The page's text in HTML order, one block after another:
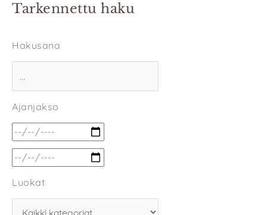
Tarkennettu haku
Hakusana
Ajanjakso
Luokat